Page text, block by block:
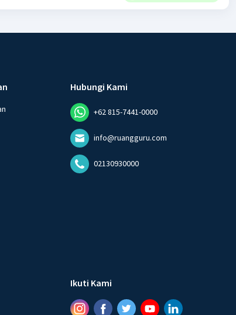
Hubungi Kami
+62 815-7441-0000
info@ruangguru.com
02130930000
Ikuti Kami